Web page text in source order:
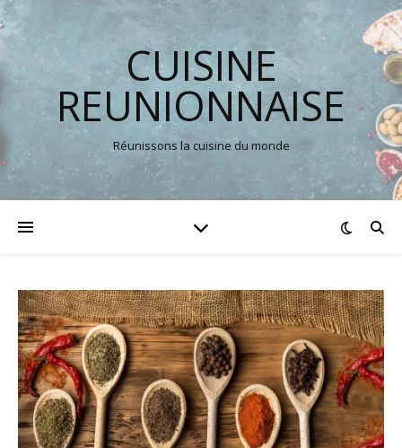
CUISINE
REUNIONNAISE
Réunissons la cuisine du monde